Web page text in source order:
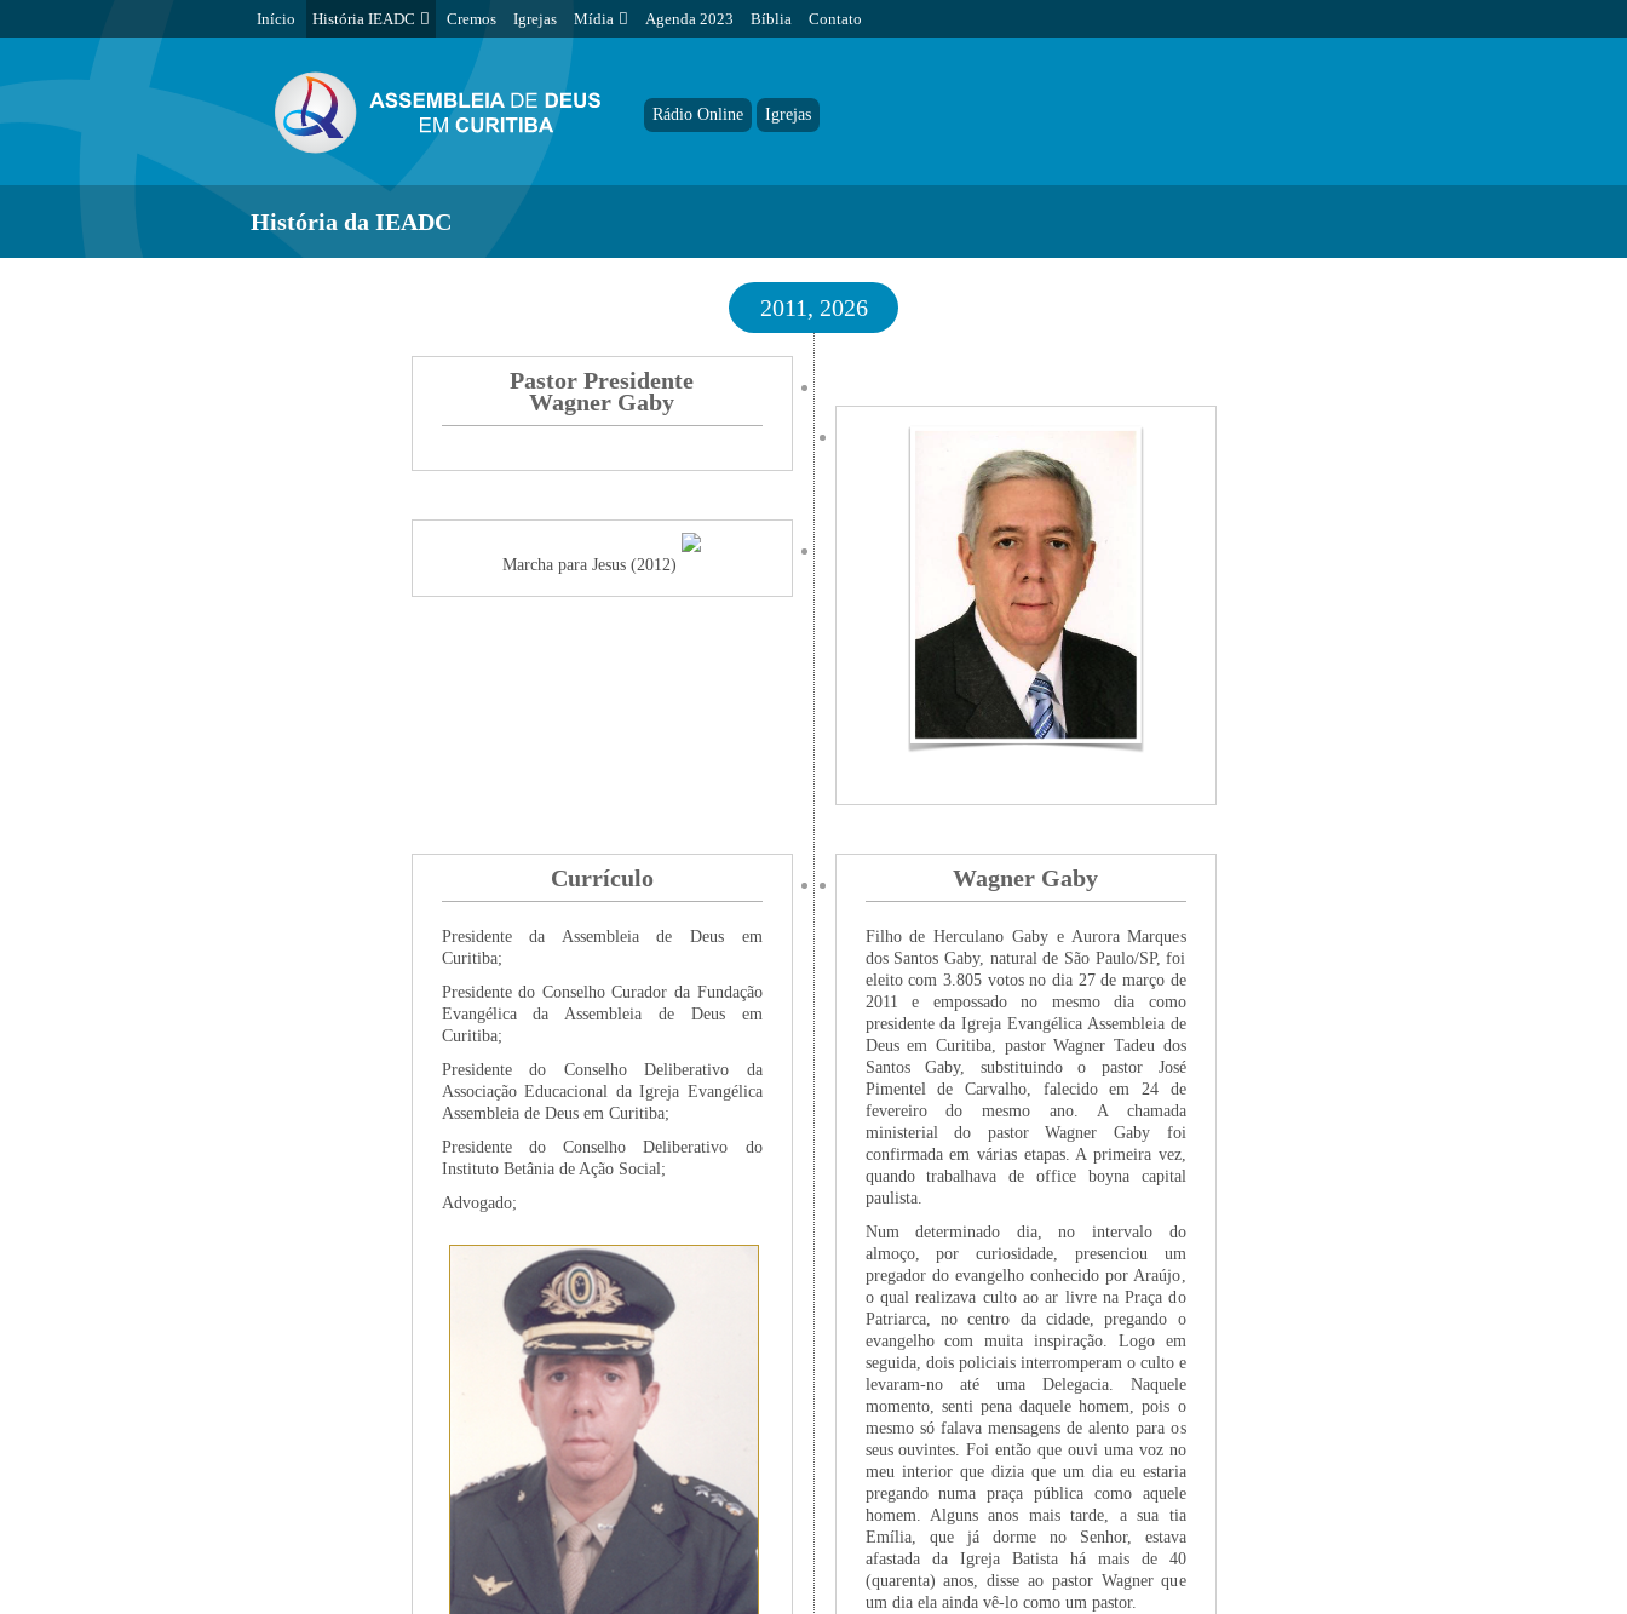
Início História IEADC Cremos Igrejas Mídia Agenda 2023 Bíblia Contato
Rádio Online Igrejas
História da IEADC
2011, 2026
Pastor Presidente
Wagner Gaby
Marcha para Jesus (2012)
Wagner Gaby
Filho de Herculano Gaby e Aurora Marques
dos Santos Gaby, natural de São Paulo/SP, foi
eleito com 3.805 votos no dia 27 de março de
2011 e empossado no mesmo dia como
presidente da Igreja Evangélica Assembleia de
Deus em Curitiba, pastor Wagner Tadeu dos
Santos Gaby, substituindo o pastor José
Pimentel de Carvalho, falecido em 24 de
fevereiro do mesmo ano. A chamada
ministerial do pastor Wagner Gaby foi
confirmada em várias etapas. A primeira vez,
quando trabalhava de office boyna capital
paulista.
Num determinado dia, no intervalo do
almoço, por curiosidade, presenciou um
pregador do evangelho conhecido por Araújo,
o qual realizava culto ao ar livre na Praça do
Patriarca, no centro da cidade, pregando o
evangelho com muita inspiração. Logo em
seguida, dois policiais interromperam o culto e
levaram-no até uma Delegacia. Naquele
momento, senti pena daquele homem, pois o
mesmo só falava mensagens de alento para os
seus ouvintes. Foi então que ouvi uma voz no
meu interior que dizia que um dia eu estaria
pregando numa praça pública como aquele
homem. Alguns anos mais tarde, a sua tia
Emília, que já dorme no Senhor, estava
afastada da Igreja Batista há mais de 40
(quarenta) anos, disse ao pastor Wagner que
um dia ela ainda vê-lo como um pastor.
Currículo
Presidente da Assembleia de Deus em
Curitiba;
Presidente do Conselho Curador da Fundação
Evangélica da Assembleia de Deus em
Curitiba;
Presidente do Conselho Deliberativo da
Associação Educacional da Igreja Evangélica
Assembleia de Deus em Curitiba;
Presidente do Conselho Deliberativo do
Instituto Betânia de Ação Social;
Advogado;